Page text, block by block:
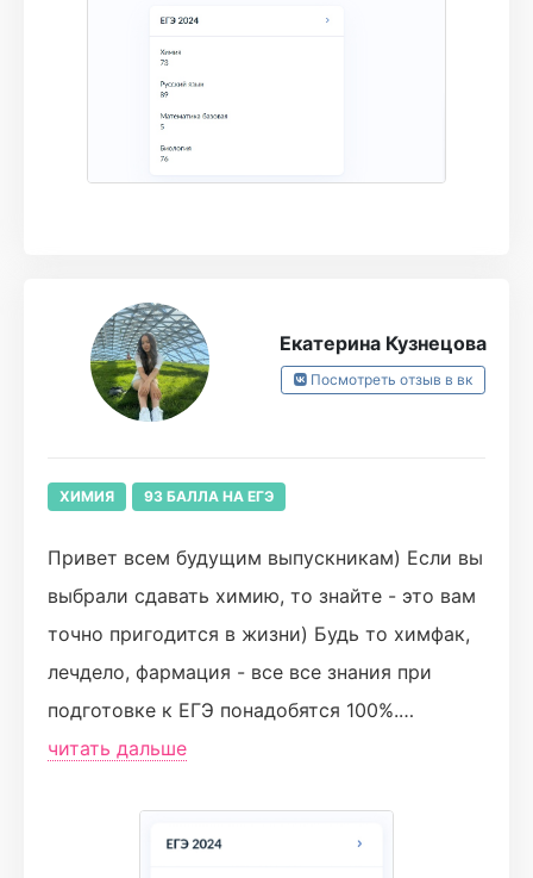
ожидания — я набрала 73 балла! Я безмерно
благодарна команде "Турбо" за их
профессионализм, терпение и поддержку на
протяжении всего курса. Рекомендую эту
результатов
Екатерина Кузнецова
Посмотреть отзыв в вк
ХИМИЯ 93 БАЛЛА НА ЕГЭ
Привет всем будущим выпускникам) Если вы
выбрали сдавать химию, то знайте - это вам
точно пригодится в жизни) Будь то химфак,
лечдело, фармация - все все знания при
подготовке к ЕГЭ понадобятся 100%.
Особенно если вас будет готовить Лёша)
читать дальше